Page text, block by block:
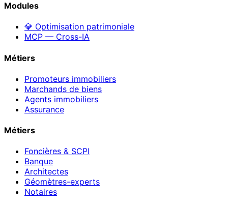
Modules
💎 Optimisation patrimoniale
MCP — Cross-IA
Métiers
Promoteurs immobiliers
Marchands de biens
Agents immobiliers
Assurance
Métiers
Foncières & SCPI
Banque
Architectes
Géomètres-experts
Notaires